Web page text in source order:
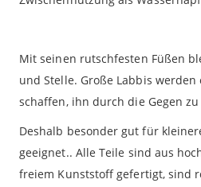
Mit seinen rutschfesten Füßen
und Stelle. Große Labbis
schaffen, ihn durch die Gegen
Deshalb besonder gut für
geeignet.. Alle Teile sind aus
freiem Kunststoff gefertigt, sind